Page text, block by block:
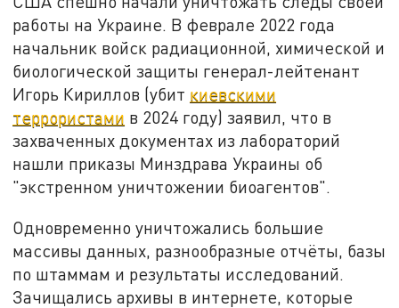
работы на Украине. В феврале 2022 года
начальник войск радиационной, химической и
биологической защиты генерал-лейтенант
Игорь Кириллов (убит киевскими
террористами в 2024 году) заявил, что в
захваченных документах из лабораторий
нашли приказы Минздрава Украины об
"экстренном уничтожении биоагентов".
Одновременно уничтожались большие
массивы данных, разнообразные отчёты, базы
по штаммам и результаты исследований.
Зачищались архивы в интернете, которые